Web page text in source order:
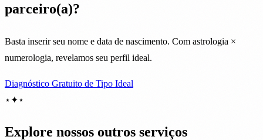
parceiro(a)?
Basta inserir seu nome e data de nascimento. Com astrologia ×
numerologia, revelamos seu perfil ideal.
Diagnóstico Gratuito de Tipo Ideal
⋆✦⋆
Explore nossos outros serviços